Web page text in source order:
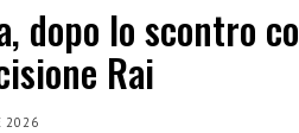
dopo lo scontro
Rai
2026